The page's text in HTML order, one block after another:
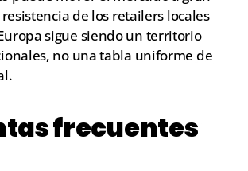
de los retailers locales
sigue siendo un territorio
no una tabla uniforme de
frecuentes